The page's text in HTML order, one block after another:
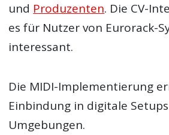
und Produzenten. Die CV-
es für Nutzer von Eurorack-
interessant.
Die MIDI-Implementierung
Einbindung in digitale
Umgebungen.